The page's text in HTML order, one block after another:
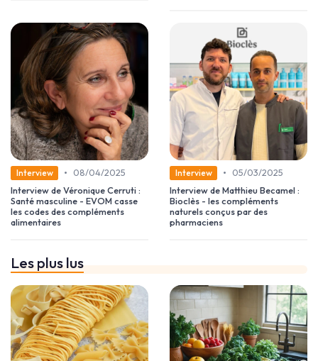
Interview •
08/04/2025
Interview de Véronique Cerruti :
Santé masculine - EVOM casse
les codes des compléments
alimentaires
Interview •
05/03/2025
Interview de Matthieu Becamel :
Bioclès - les compléments
naturels conçus par des
pharmaciens
Les plus lus